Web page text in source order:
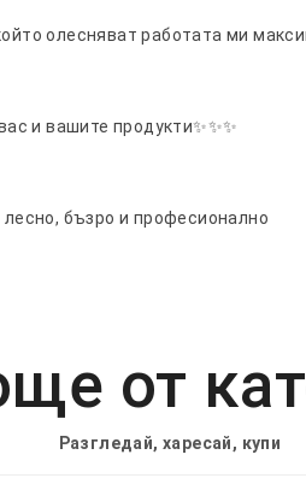
олесняват работата ми
и вашите продукти✨✨✨
бъзро и професионално
от
Разгледай, харесай, купи